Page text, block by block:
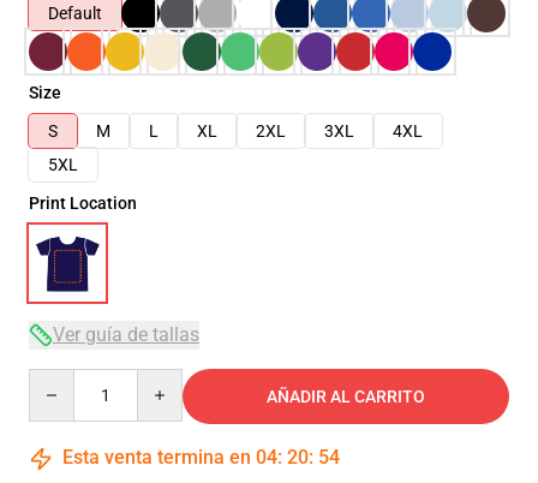
Default
Size
S
M L XL 2XL 3XL
4XL
5XL
Print Location
Ver guía de tallas
AÑADIR AL CARRITO
Esta venta termina en 04: 20: 54